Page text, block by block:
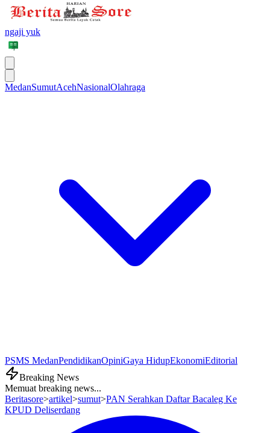
ngaji yuk
MedanSumutAcehNasionalOlahraga
PSMS MedanPendidikanOpiniGaya HidupEkonomiEditorial
Breaking News
Memuat breaking news...
Beritasore>artikel>sumut>PAN Serahkan Daftar Bacaleg Ke
KPUD Deliserdang